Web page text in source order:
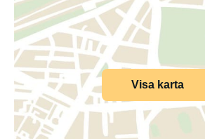
Visa karta